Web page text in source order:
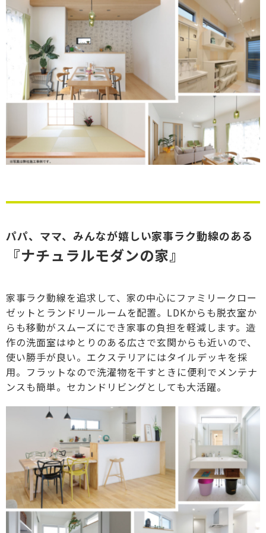
パパ、ママ、みんなが嬉しい家事ラク動線のある
『ナチュラルモダンの家』
家事ラク動線を追求して、家の中心にファミリークロー
ゼットとランドリールームを配置。LDKからも脱衣室か
らも移動がスムーズにでき家事の負担を軽減します。造
作の洗面室はゆとりのある広さで玄関からも近いので、
使い勝手が良い。エクステリアにはタイルデッキを採
用。フラットなので洗濯物を干すときに便利でメンテナ
ンスも簡単。セカンドリビングとしても大活躍。